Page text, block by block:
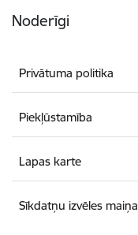
Noderīgi
Privātuma politika
Piekļūstamība
Lapas karte
Sīkdatņu izvēles maiņa